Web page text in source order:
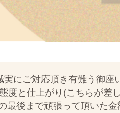
にご対応頂き有難う御座
と仕上がり(こちらが差
後まで頑張って頂いた